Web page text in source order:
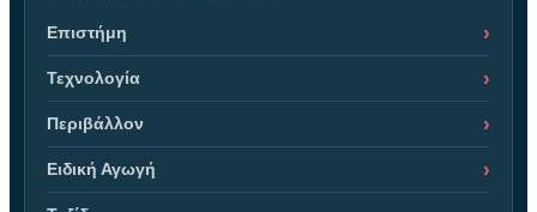
Επιστήμη
Τεχνολογία
Περιβάλλον
Ειδική Αγωγή